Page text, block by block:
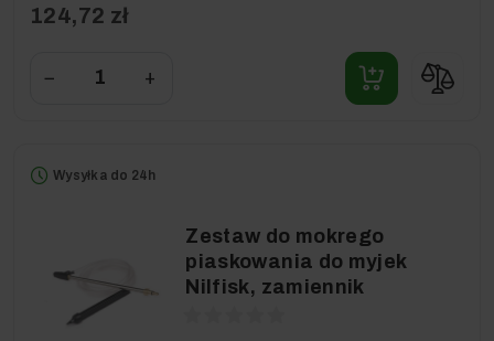
124,72 zł
− +
Wysyłka do 24h
Zestaw do mokrego
piaskowania do myjek
Nilfisk, zamiennik